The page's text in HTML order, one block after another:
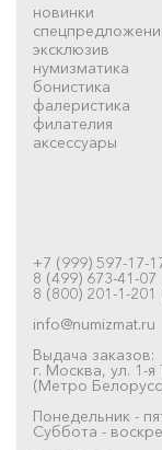
новинки
эксклюзив
нумизматика
бонистика
фалеристика
филателия
аксессуары
+7 (999) 597-17-
8 (499) 673-41-07
8 (800) 201-1-
info@numizmat.ru
Выдача заказов:
г. Москва, ул. 1-я
(Метро
Понедельник -
Суббота -